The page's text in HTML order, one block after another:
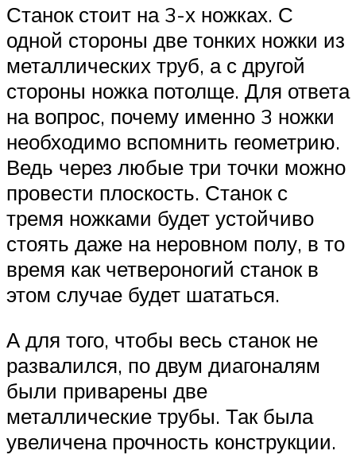
Станок стоит на 3-х ножках. С
одной стороны две тонких ножки из
металлических труб, а с другой
стороны ножка потолще. Для ответа
на вопрос, почему именно 3 ножки
необходимо вспомнить геометрию.
Ведь через любые три точки можно
провести плоскость. Станок с
тремя ножками будет устойчиво
стоять даже на неровном полу, в то
время как четвероногий станок в
этом случае будет шататься.
А для того, чтобы весь станок не
развалился, по двум диагоналям
были приварены две
металлические трубы. Так была
увеличена прочность конструкции.